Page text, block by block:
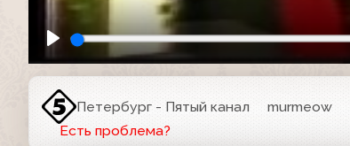
Петербург - Пятый канал murmeow
Есть проблема?